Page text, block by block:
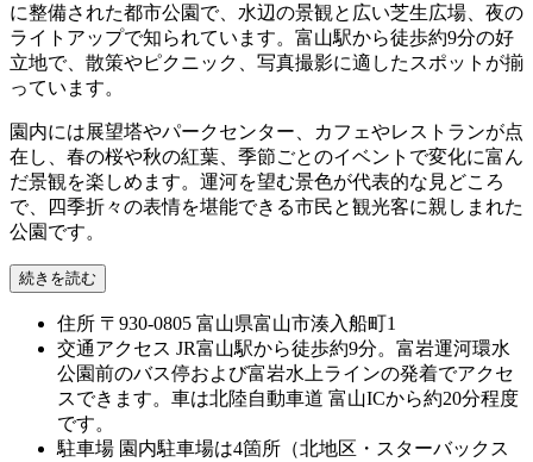
に整備された都市公園で、水辺の景観と広い芝生広場、夜の
ライトアップで知られています。富山駅から徒歩約9分の好
立地で、散策やピクニック、写真撮影に適したスポットが揃
っています。
園内には展望塔やパークセンター、カフェやレストランが点
在し、春の桜や秋の紅葉、季節ごとのイベントで変化に富ん
だ景観を楽しめます。運河を望む景色が代表的な見どころ
で、四季折々の表情を堪能できる市民と観光客に親しまれた
公園です。
続きを読む
住所 〒930-0805 富山県富山市湊入船町1
交通アクセス JR富山駅から徒歩約9分。富岩運河環水
公園前のバス停および富岩水上ラインの発着でアクセ
スできます。車は北陸自動車道 富山ICから約20分程度
です。
駐車場 園内駐車場は4箇所（北地区・スターバックス